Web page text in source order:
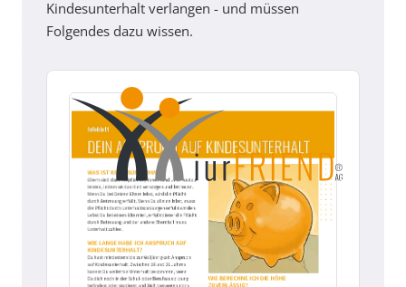
Kindesunterhalt verlangen - und müssen
Folgendes dazu wissen.